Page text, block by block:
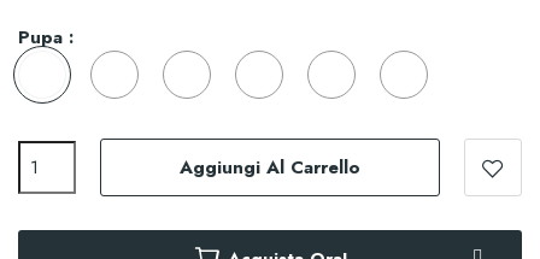
Pupa :
Aggiungi Al Carrello